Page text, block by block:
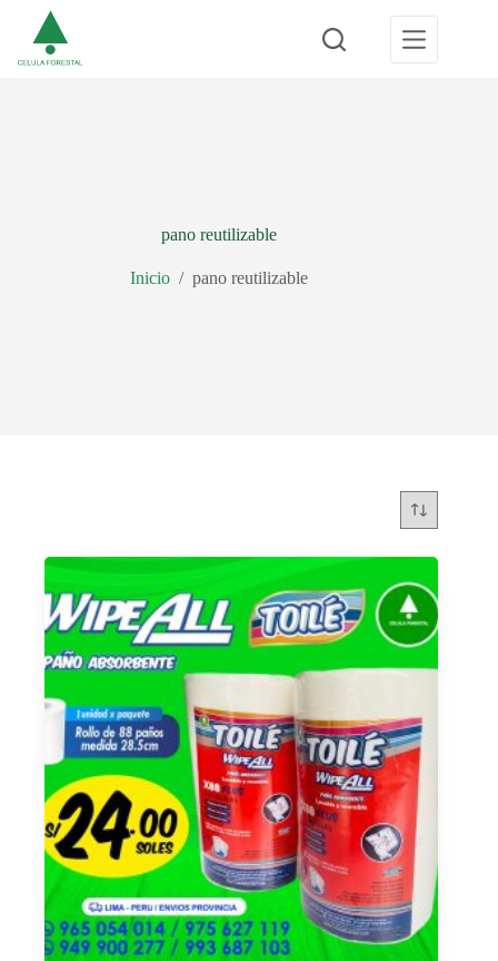
contenido
pano reutilizable
Inicio / pano reutilizable